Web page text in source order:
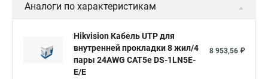
Аналоги по характеристикам
Hikvision Кабель UTP для
внутренней прокладки 8 жил/4
пары 24AWG CAT5e DS-1LN5E-
E/E
8 953,56 ₽